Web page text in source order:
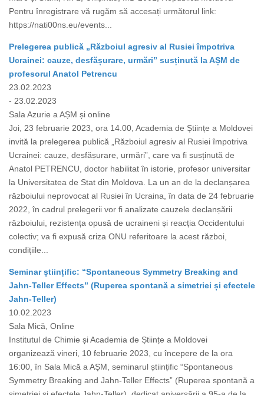
Pentru înregistrare vă rugăm să accesați următorul link:
https://nati00ns.eu/events...
Prelegerea publică „Războiul agresiv al Rusiei împotriva
Ucrainei: cauze, desfășurare, urmări” susținută la AȘM de
profesorul Anatol Petrencu
23.02.2023
- 23.02.2023
Sala Azurie a AȘM și online
Joi, 23 februarie 2023, ora 14.00, Academia de Științe a Moldovei
invită la prelegerea publică „Războiul agresiv al Rusiei împotriva
Ucrainei: cauze, desfășurare, urmări”, care va fi susținută de
Anatol PETRENCU, doctor habilitat în istorie, profesor universitar
la Universitatea de Stat din Moldova. La un an de la declanșarea
războiului neprovocat al Rusiei în Ucraina, în data de 24 februarie
2022, în cadrul prelegerii vor fi analizate cauzele declanșării
războiului, rezistența opusă de ucraineni și reacția Occidentului
colectiv; va fi expusă criza ONU referitoare la acest război,
condițiile...
Seminar științific: “Spontaneous Symmetry Breaking and
Jahn-Teller Effects” (Ruperea spontană a simetriei și efectele
Jahn-Teller)
10.02.2023
Sala Mică, Online
Institutul de Chimie și Academia de Științe a Moldovei
organizează vineri, 10 februarie 2023, cu începere de la ora
16:00, în Sala Mică a AȘM, seminarul științific “Spontaneous
Symmetry Breaking and Jahn-Teller Effects” (Ruperea spontană a